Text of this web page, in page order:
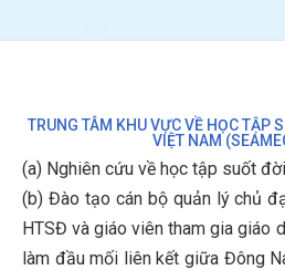
TRUNG TÂM KHU VỰC VỀ HỌC TẬP
VIỆT NAM
(a) Nghiên cứu về học tập suốt
(b) Đào tạo cán bộ quản lý chủ
HTSĐ và giáo viên tham gia giáo
làm đầu mối liên kết giữa Đông